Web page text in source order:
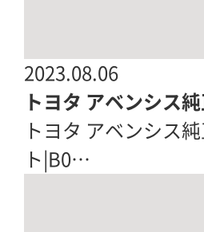
2023.08.06
トヨタ アベンシス
トヨタ アベンシス
ト|B0…